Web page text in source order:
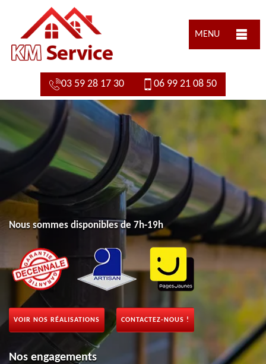
MENU
03 59 28 17 30 06 99 21 08 50
Nous sommes disponibles de 7h-19h
VOIR NOS RÉALISATIONS CONTACTEZ-NOUS !
Nos engagements